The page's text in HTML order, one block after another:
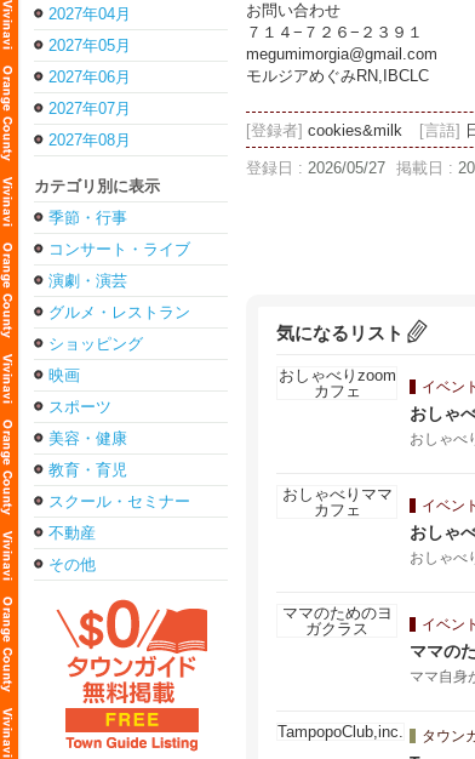
2027年04月
2027年05月
2027年06月
2027年07月
2027年08月
カテゴリ別に表示
季節・行事
コンサート・ライブ
演劇・演芸
グルメ・レストラン
ショッピング
映画
スポーツ
美容・健康
教育・育児
スクール・セミナー
不動産
その他
お問い合わせ
７１４−７２６−２３９１
megumimorgia@gmail.com
モルジアめぐみRN,IBCLC
[登録者] cookies&milk [言語]
登録日 : 2026/05/27 掲載日 :
気になるリスト
イベン
おしゃ
おしゃべ
イベン
おしゃ
おしゃべ
イベン
ママの
ママ自身
タウン